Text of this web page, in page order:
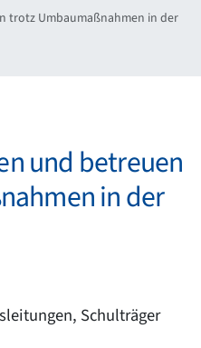
trotz Umbaumaßnahmen in der
und betreuen
in der
Schulträger